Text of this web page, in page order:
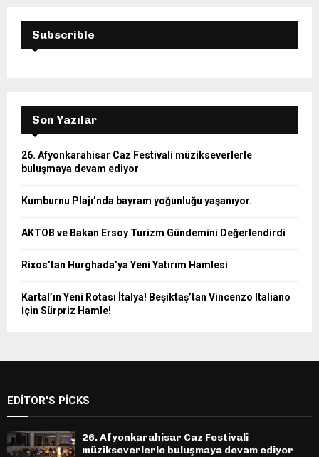
Subscrible
Son Yazılar
26. Afyonkarahisar Caz Festivali müzikseverlerle
buluşmaya devam ediyor
Kumburnu Plajı’nda bayram yoğunluğu yaşanıyor.
AKTOB ve Bakan Ersoy Turizm Gündemini Değerlendirdi
Rixos’tan Hurghada’ya Yeni Yatırım Hamlesi
Kartal’ın Yeni Rotası İtalya! Beşiktaş’tan Vincenzo Italiano
İçin Sürpriz Hamle!
EDITOR'S PICKS
26. Afyonkarahisar Caz Festivali
müzikseverlerle buluşmaya devam ediyor